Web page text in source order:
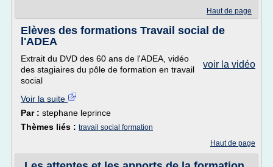
Haut de page
Elèves des formations Travail social de
l'ADEA
voir la vidéo
Extrait du DVD des 60 ans de l'ADEA, vidéo
des stagiaires du pôle de formation en travail
social
Voir la suite
Par : stephane leprince
Thèmes liés : travail social formation
Haut de page